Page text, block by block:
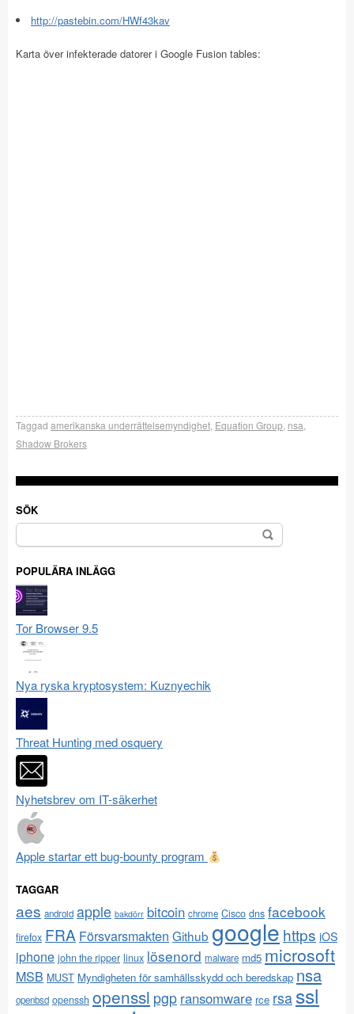
http://pastebin.com/HWf43kav
Karta över infekterade datorer i Google Fusion tables:
Taggad amerikanska underrättelsemyndighet Equation Group nsa
Shadow Brokers
SÖK
Sök
efter:
POPULÄRA INLÄGG
Tor Browser 9.5
Nya ryska kryptosystem: Kuznyechik
Threat Hunting med osquery
Nyhetsbrev om IT-säkerhet
Apple startar ett bug-bounty program
TAGGAR
aes android apple bakdörr bitcoin chrome Cisco dns facebook
firefox FRA Försvarsmakten Github google https iOS
iphone john the ripper linux lösenord malware md5 microsoft
MSB MUST Myndigheten för samhällsskydd och beredskap nsa
openbsd openssh openssl pgp ransomware rce rsa ssl